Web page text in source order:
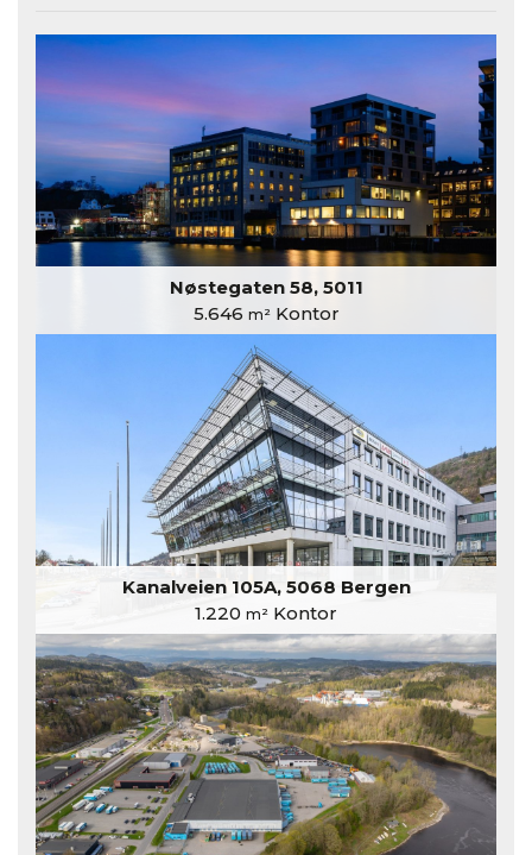
Nøstegaten 58, 5011
5.646 m²Kontor
Kanalveien 105A, 5068 Bergen
1.220 m² Kontor